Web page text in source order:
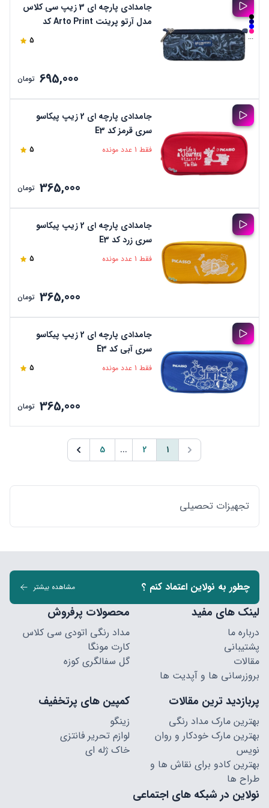
...
جامدادی پارچه ای 3 زیپ سی کلاس
مدل آرتو پرینت Arto Print کد
5
695,000 تومان
جامدادی پارچه ای 2 زیپ پیکاسو
سری قرمز کد E3
فقط 1 عدد مونده 5
365,000 تومان
جامدادی پارچه ای 2 زیپ پیکاسو
سری زرد کد E3
فقط 1 عدد مونده 5
365,000 تومان
جامدادی پارچه ای 2 زیپ پیکاسو
سری آبی کد E3
فقط 1 عدد مونده 5
365,000 تومان
1
2
...
5
تجهیزات تحصیلی
چطور به نولاین اعتماد کنم ؟ مشاهده بیشتر
لینک های مفید
درباره ما
پشتیبانی
مقالات
بروزرسانی ها و آپدیت ها
محصولات پرفروش
مداد رنگی اتودی سی کلاس
کارت مونگا
گل سفالگری کوزه
پربازدید ترین مقالات
بهترین مارک مداد رنگی
بهترین مارک خودکار و روان
نویس
بهترین کادو برای نقاش ها و
طراح ها
کمپین های پرتخفیف
زینگو
لوازم تحریر فانتزی
خاک ژله ای
نولاین در شبکه های اجتماعی